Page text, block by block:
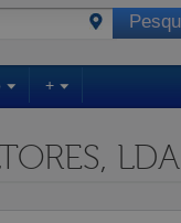
+
LDA